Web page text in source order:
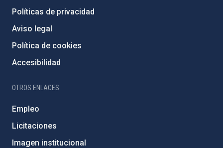
Políticas de privacidad
Aviso legal
Política de cookies
Accesibilidad
OTROS ENLACES
Empleo
Licitaciones
Imagen institucional